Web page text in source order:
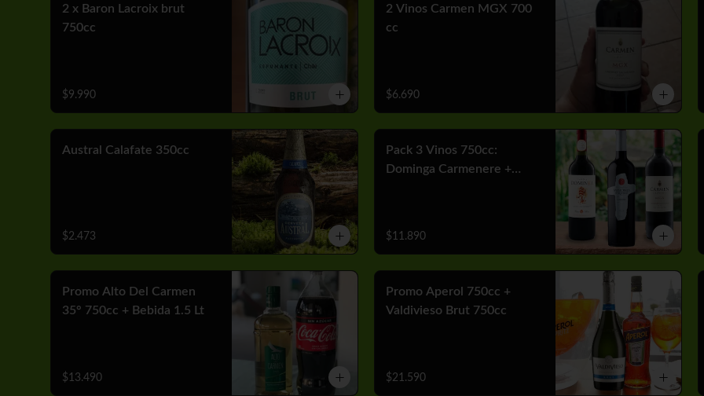
2 x Baron Lacroix brut
750cc
$9.990
2 Vinos Carmen MGX 700
cc
$6.690
Austral Calafate 350cc
$2.473
Pack 3 Vinos 750cc:
Dominga Carmenere +
$11.890
Promo Alto Del Carmen
35° 750cc + Bebida 1.5 Lt
$13.490
Promo Aperol 750cc +
Valdivieso Brut 750cc
$21.590